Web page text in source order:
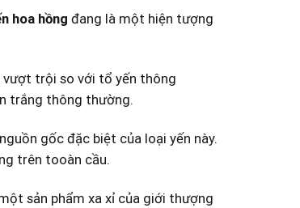
hoa hồng đang là một hiện tượng
vượt trội ⁤so với ​tổ yến thông⁢
trắng thông thường.
gốc đặc biệt của loại yến này.
trên‍ tooàn cầu.
sản phẩm xa xỉ của giới thượng